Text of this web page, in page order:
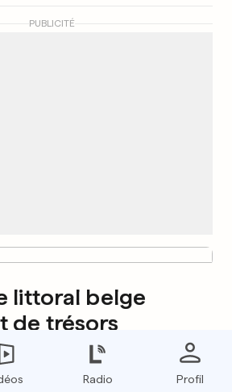
PUBLICITÉ
littoral belge
de trésors
BANDE DESSINÉE
Radio Profil